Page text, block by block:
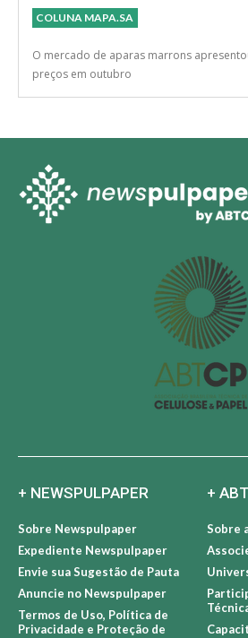
COLUNA MAPA.SA
O mercado de aparas marrons
preços em outubro
+ NEWSPULPAPER
Sobre Newspulpaper
Expediente Newspulpaper
Envie sua Sugestão de Pauta
Anuncie no Newspulpaper
Termos de Uso, Política de
Privacidade e Proteção de
+
Sobre